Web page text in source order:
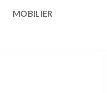
MOBILIER